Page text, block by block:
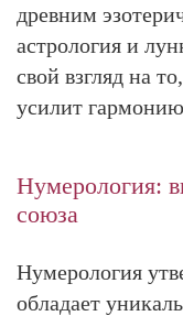
древним
астрология и
свой взгляд на
усилит
Нумерология:
союза
Нумерология
обладает